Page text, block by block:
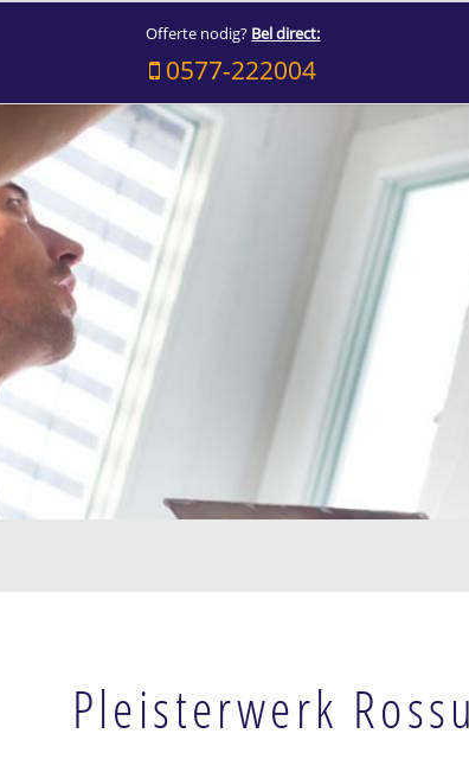
Offerte nodig? Bel direct:
0577-222004
Pleisterwerk